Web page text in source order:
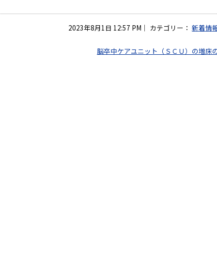
2023年8月1日 12:57 PM ｜ カテゴリー： 新着情
脳卒中ケアユニット（ＳＣＵ）の増床